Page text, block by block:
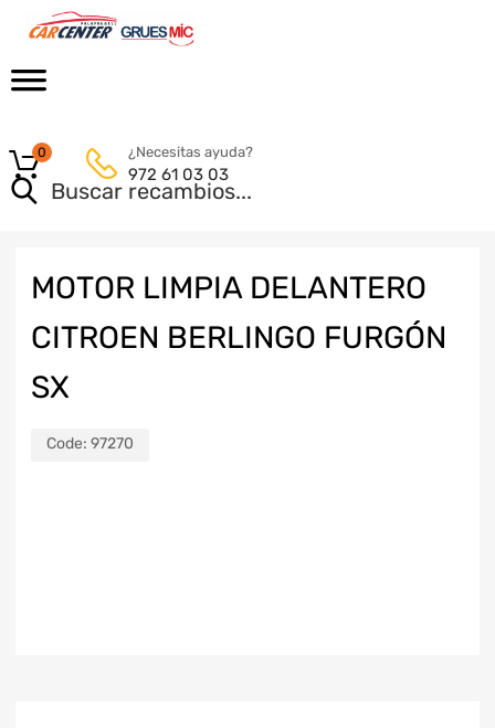
¿Necesitas ayuda?
972 61 03 03
0
MOTOR LIMPIA DELANTERO
CITROEN BERLINGO FURGÓN
SX
Code: 97270